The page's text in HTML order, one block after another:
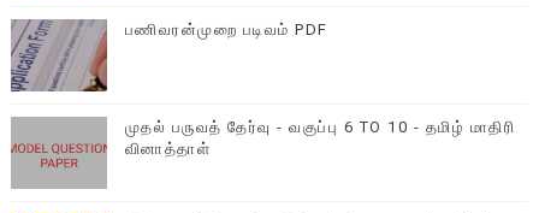
பணிவரன்முறை படிவம் PDF
முதல் பருவத் தேர்வு - வகுப்பு 6 TO 10 - தமிழ் மாதிரி
வினாத்தாள்